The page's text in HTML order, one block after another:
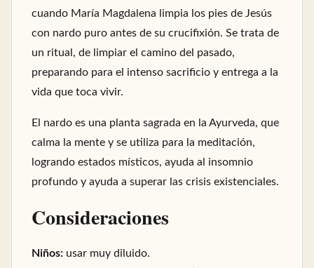
cuando María Magdalena limpia los pies de Jesús
con nardo puro antes de su crucifixión. Se trata de
un ritual, de limpiar el camino del pasado,
preparando para el intenso sacrificio y entrega a la
vida que toca vivir.
El nardo es una planta sagrada en la Ayurveda, que
calma la mente y se utiliza para la meditación,
logrando estados místicos, ayuda al insomnio
profundo y ayuda a superar las crisis existenciales.
Consideraciones
Niños: usar muy diluido.